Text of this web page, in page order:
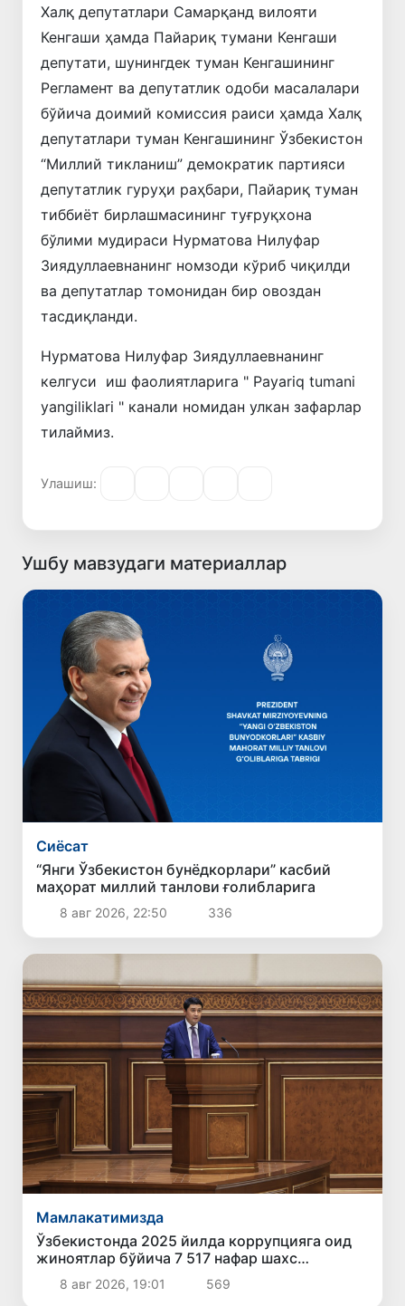
Халқ депутатлари Самарқанд вилояти
Кенгаши ҳамда Пайариқ тумани Кенгаши
депутати, шунингдек туман Кенгашининг
Регламент ва депутатлик одоби масалалари
бўйича доимий комиссия раиси ҳамда Халқ
депутатлари туман Кенгашининг Ўзбекистон
“Миллий тикланиш” демократик партияси
депутатлик гуруҳи раҳбари, Пайариқ туман
тиббиёт бирлашмасининг туғруқхона
бўлими мудираси Нурматова Нилуфар
Зиядуллаевнанинг номзоди кўриб чиқилди
ва депутатлар томонидан бир овоздан
тасдиқланди.
Нурматова Нилуфар Зиядуллаевнанинг
келгуси иш фаолиятларига " Payariq tumani
yangiliklari " канали номидан улкан зафарлар
тилаймиз.
Улашиш:
Ушбу мавзудаги материаллар
Сиёсат
“Янги Ўзбекистон бунёдкорлари” касбий
маҳорат миллий танлови ғолибларига
8 авг 2026, 22:50 336
Мамлакатимизда
Ўзбекистонда 2025 йилда коррупцияга оид
жиноятлар бўйича 7 517 нафар шахс
жавобгарликка тортилган
8 авг 2026, 19:01 569